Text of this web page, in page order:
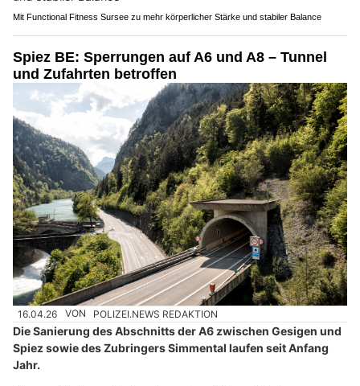
Mit Functional Fitness Sursee zu mehr körperlicher Stärke und stabiler Balance
Spiez BE: Sperrungen auf A6 und A8 – Tunnel
und Zufahrten betroffen
16.04.26 VON POLIZEI.NEWS REDAKTION
Die Sanierung des Abschnitts der A6 zwischen Gesigen und
Spiez sowie des Zubringers Simmental laufen seit Anfang
Jahr.